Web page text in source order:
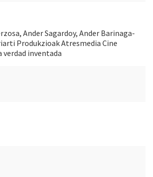
Ander Sagardoy, Ander Barinaga-
Produkzioak Atresmedia Cine
verdad inventada